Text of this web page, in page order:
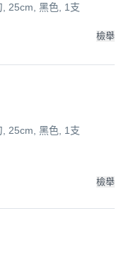
25cm, 黑色, 1支
檢舉
25cm, 黑色, 1支
檢舉